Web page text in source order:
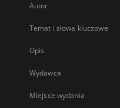
Autor
Temat i słowa kluczowe
Opis
Wydawca
Miejsce wydania